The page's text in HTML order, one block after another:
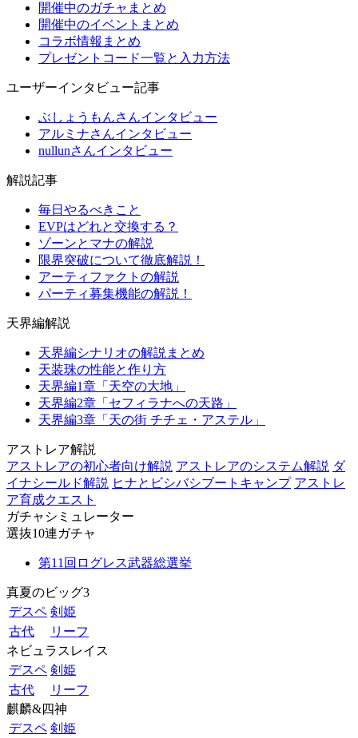
開催中のガチャまとめ
開催中のイベントまとめ
コラボ情報まとめ
プレゼントコード一覧と入力方法
ユーザーインタビュー記事
ぶしょうもんさんインタビュー
アルミナさんインタビュー
nullunさんインタビュー
解説記事
毎日やるべきこと
EVPはどれと交換する？
ゾーンとマナの解説
限界突破について徹底解説！
アーティファクトの解説
パーティ募集機能の解説！
天界編解説
天界編シナリオの解説まとめ
天装珠の性能と作り方
天界編1章「天空の大地」
天界編2章「セフィラナへの天路」
天界編3章「天の街 チチェ・アステル」
アストレア解説
アストレアの初心者向け解説 アストレアのシステム解説 ダ
イナシールド解説 ヒナとビシバシブートキャンプ アストレ
ア育成クエスト
ガチャシミュレーター
選抜10連ガチャ
第11回ログレス武器総選挙
真夏のビッグ3
デスペ 剣姫
古代
リーフ
ネビュラスレイス
デスペ 剣姫
古代
リーフ
麒麟&四神
デスペ 剣姫